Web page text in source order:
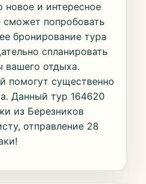
новое и интересное
сможет попробовать
бронирование тура
спланировать
вашего отдыха.
помогут существенно
Данный тур 164620
из Березников
отправление 28